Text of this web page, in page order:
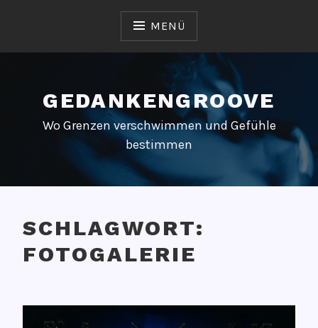
MENÜ
GEDANKENGROOVE
Wo Grenzen verschwimmen und Gefühle
bestimmen
SCHLAGWORT:
FOTOGALERIE